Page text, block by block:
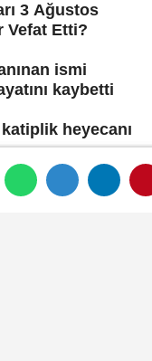
3 Ağustos
Vefat Etti?
ismi
kaybetti
heyecanı
avukat